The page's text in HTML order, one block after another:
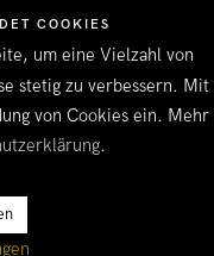
freuen wir uns
am kommenden
weitergeht und
im
COOKIES
um eine Vielzahl von
stetig zu verbessern. Mit
von Cookies ein. Mehr
.